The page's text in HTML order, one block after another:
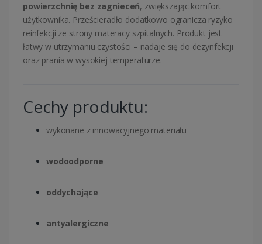
powierzchnię bez zagnieceń, zwiększając komfort
użytkownika. Prześcieradło dodatkowo ogranicza ryzyko
reinfekcji ze strony materacy szpitalnych. Produkt jest
łatwy w utrzymaniu czystości – nadaje się do dezynfekcji
oraz prania w wysokiej temperaturze.
Cechy produktu:
wykonane z innowacyjnego materiału
wodoodporne
oddychające
antyalergiczne